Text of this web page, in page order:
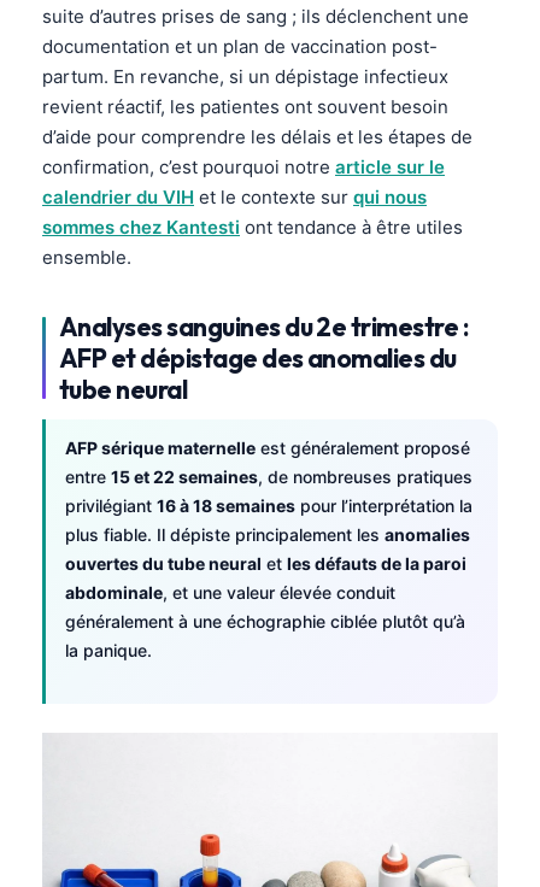
suite d’autres prises de sang ; ils déclenchent une
documentation et un plan de vaccination post-
partum. En revanche, si un dépistage infectieux
revient réactif, les patientes ont souvent besoin
d’aide pour comprendre les délais et les étapes de
confirmation, c’est pourquoi notre article sur le
calendrier du VIH et le contexte sur qui nous
sommes chez Kantesti ont tendance à être utiles
ensemble.
Analyses sanguines du 2e trimestre :
AFP et dépistage des anomalies du
tube neural
AFP sérique maternelle est généralement proposé
entre 15 et 22 semaines, de nombreuses pratiques
privilégiant 16 à 18 semaines pour l’interprétation la
plus fiable. Il dépiste principalement les anomalies
ouvertes du tube neural et les défauts de la paroi
abdominale, et une valeur élevée conduit
généralement à une échographie ciblée plutôt qu’à
la panique.
Bahasa Melayu
ភាសាខ្មែរ
Kiswahili
አማርኛ
Українська
O‘zbekcha
Català
Suomi
Hrvatski
پښتو
سنڌي
සිංහල
অসমীয়া
Galego
Latviešu valoda